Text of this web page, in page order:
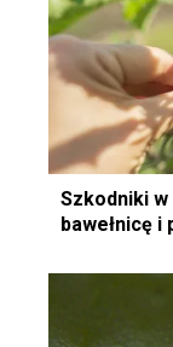
Szkodniki w
bawełnicę